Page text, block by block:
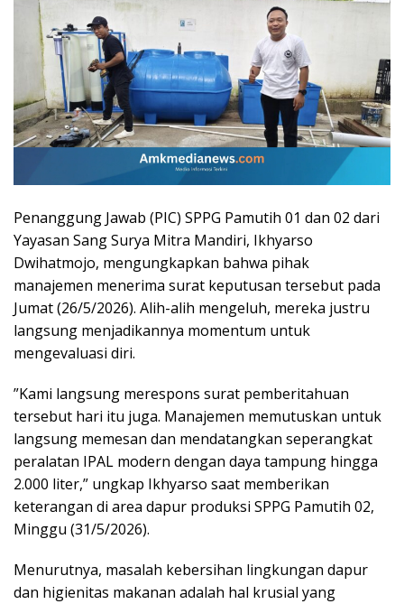
​Penanggung Jawab (PIC) SPPG Pamutih 01 dan 02 dari
Yayasan Sang Surya Mitra Mandiri, Ikhyarso
Dwihatmojo, mengungkapkan bahwa pihak
manajemen menerima surat keputusan tersebut pada
Jumat (26/5/2026). Alih-alih mengeluh, mereka justru
langsung menjadikannya momentum untuk
mengevaluasi diri.
​”Kami langsung merespons surat pemberitahuan
tersebut hari itu juga. Manajemen memutuskan untuk
langsung memesan dan mendatangkan seperangkat
peralatan IPAL modern dengan daya tampung hingga
2.000 liter,” ungkap Ikhyarso saat memberikan
keterangan di area dapur produksi SPPG Pamutih 02,
Minggu (31/5/2026).
​Menurutnya, masalah kebersihan lingkungan dapur
dan higienitas makanan adalah hal krusial yang